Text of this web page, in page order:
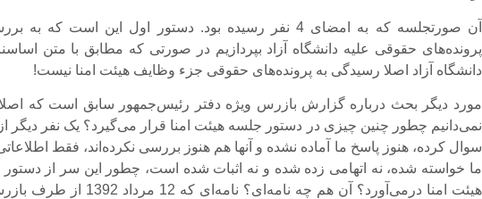
آن صورتجلسه که به امضای 4 نفر رسیده بود. دستور اول این است که به
پرونده‌های حقوقی علیه دانشگاه آزاد بپردازیم در صورتی که مطابق با متن
دانشگاه آزاد اصلا رسیدگی به پرونده‌های حقوقی جزء وظایف هیئت ‌امنا نیست!
مورد دیگر بحث درباره گزارش بازرس ویژه دفتر رئیس‌جمهور سابق است که
نمی‌دانیم چطور چنین چیزی در دستور جلسه هیئت امنا قرار می‌گیرد؟ یک نفر دیگر
سوال کرده، هنوز پاسخ ما آماده نشده و آنها هم هنوز بررسی نکرده‌اند، فقط
ما خواسته شده، نه اتهامی زده شده و نه اثبات شده است، چطور این سر از دستور
هیئت ‌امنا درمی‌آورد؟ آن هم چه نامه‌ای؟ نامه‌ای که 12 مرداد